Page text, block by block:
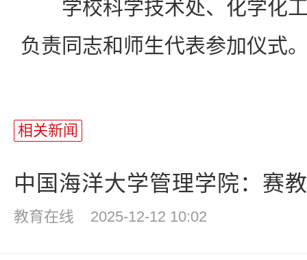
学校科学技术处、化学化工
负责同志和师生代表参加仪式
相关新闻
中国海洋大学管理学院：赛
教育在线 2025-12-12 10:02